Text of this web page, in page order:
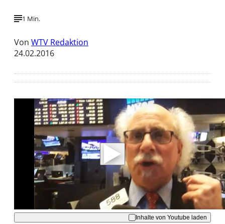
1 Min.
Von WTV Redaktion
24.02.2016
Mit der Wiedergabe dieses Videos werden
Daten an Youtube übertragen.
Hinweise dazu erhalten Sie in der Datenschutzerklärung.
Akzeptieren
Inhalte von Youtube laden